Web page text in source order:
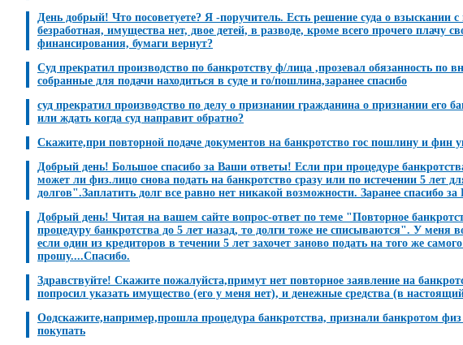
День добрый! Что посоветуете? Я -поручитель. Есть решение суда о взыскании
безработная, имущества нет, двое детей, в разводе, кроме всего прочего
финансирования, бумаги вернут?
Суд прекратил производство по банкротству ф/лица ,прозевал обязанность по
собранные для подачи находиться в суде и го/пошлина,заранее спасибо
суд прекратил производство по делу о признании гражданина о признании его
или ждать когда суд направит обратно?
Скажите,при повторной подаче документов на банкротство гос пошлину и фин
Добрый день! Большое спасибо за Ваши ответы! Если при процедуре
может ли физ.лицо снова подать на банкротство сразу или по истечении 5 лет
долгов".Заплатить долг все равно нет никакой возможности. Заранее спасибо за
Добрый день! Читая на вашем сайте вопрос-ответ по теме "Повторное
процедуру банкротства до 5 лет назад, то долги тоже не списываются". У меня
если один из кредиторов в течении 5 лет захочет заново подать на того же
прошу....Спасибо.
Здравствуйте! Скажите пожалуйста,примут нет повторное заявление на
попросил указать имущество (его у меня нет), и денежные средства (в
Оодскажите,например,прошла процедура банкротства, признали банкротом
покупать